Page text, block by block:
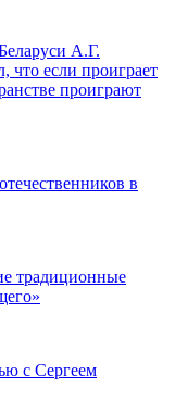
А.Г.
что если проиграет
проиграют
в
традиционные
с Сергеем